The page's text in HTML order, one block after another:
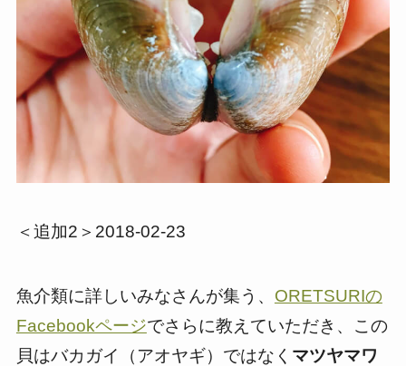
＜追加2＞2018-02-23
魚介類に詳しいみなさんが集う、 ORETSURIの
Facebookページでさらに教えていただき、この
貝はバカガイ（アオヤギ）ではなく マツヤマワ